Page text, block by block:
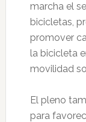
marcha el
bicicletas,
promover
la bicicleta
movilidad
El pleno
para